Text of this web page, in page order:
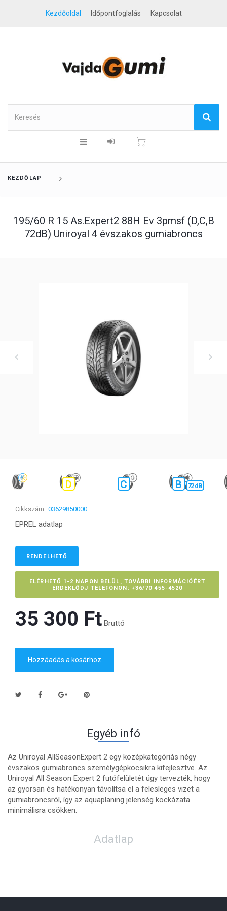
Kezdőoldal Időpontfoglalás Kapcsolat
KEZDŐLAP
195/60 R 15 As.Expert2 88H Ev 3pmsf (D,C,B
72dB) Uniroyal 4 évszakos gumiabroncs
D C B 72 dB
Cikkszám 03629850000
EPREL adatlap
RENDELHETŐ
ELÉRHETŐ 1-2 NAPON BELÜL, TOVÁBBI INFORMÁCIÓÉRT
ÉRDEKLŐDJ TELEFONON: +36/70 455-4520
35 300 Ft‎ Bruttó
Hozzáadás a kosárhoz
Egyéb infó
Az Uniroyal AllSeasonExpert 2 egy középkategóriás négy
évszakos gumiabroncs személygépkocsikra kifejlesztve. Az
Uniroyal All Season Expert 2 futófelületét úgy tervezték, hogy
az gyorsan és hatékonyan távolítsa el a felesleges vizet a
gumiabroncsról, így az aquaplaning jelenség kockázata
minimálisra csökken.
Adatlap